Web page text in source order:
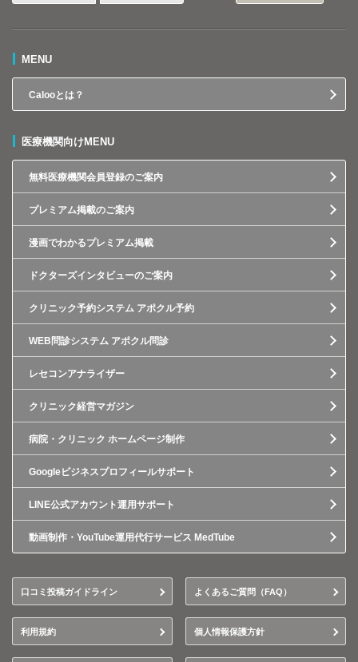
MENU
Calooとは？
医療機関向けMENU
無料医療機関会員登録のご案内
プレミアム掲載のご案内
漫画でわかるプレミアム掲載
ドクターズインタビューのご案内
クリニック予約システム アポクル予約
WEB問診システム アポクル問診
レセコンアナライザー
クリニック経営マガジン
病院・クリニック ホームページ制作
Googleビジネスプロフィールサポート
LINE公式アカウント運用サポート
動画制作・YouTube運用代行サービス MedTube
口コミ投稿ガイドライン よくあるご質問（FAQ）
利用規約 個人情報保護方針